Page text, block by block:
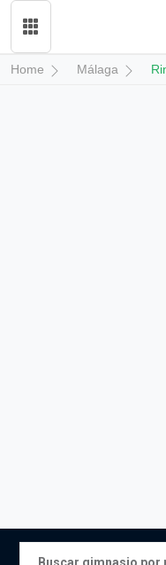
Home Málaga